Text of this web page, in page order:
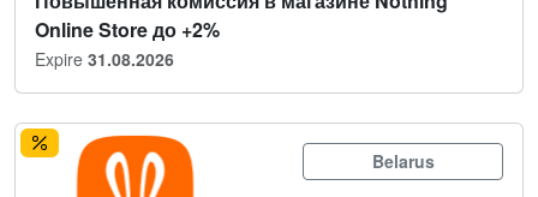
Online Store до +2%
Expire 31.08.2026
Belarus